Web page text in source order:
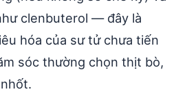
clenbuterol — đây là
hóa của sư tử chưa tiến
sóc thường chọn thịt bò,